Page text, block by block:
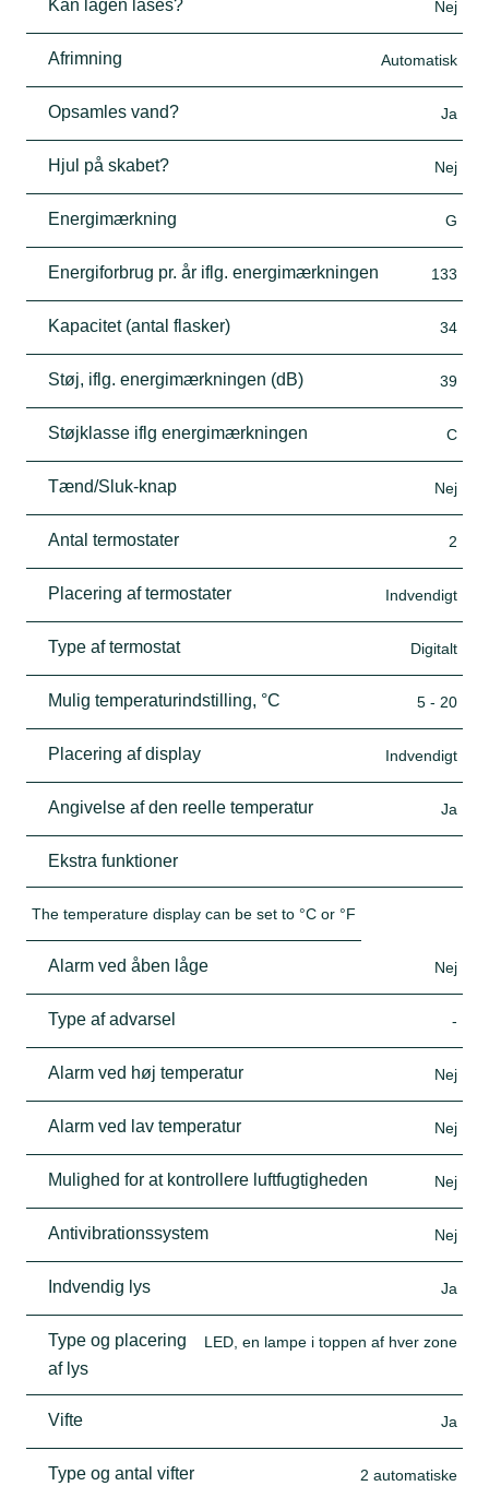
Kan lågen låses? Nej
Afrimning Automatisk
Opsamles vand? Ja
Hjul på skabet? Nej
Energimærkning G
Energiforbrug pr. år iflg. energimærkningen 133
Kapacitet (antal flasker) 34
Støj, iflg. energimærkningen (dB) 39
Støjklasse iflg energimærkningen C
Tænd/Sluk-knap Nej
Antal termostater 2
Placering af termostater Indvendigt
Type af termostat Digitalt
Mulig temperaturindstilling, °C 5 - 20
Placering af display Indvendigt
Angivelse af den reelle temperatur Ja
Ekstra funktioner
The temperature display can be set to °C or °F
Alarm ved åben låge Nej
Type af advarsel -
Alarm ved høj temperatur Nej
Alarm ved lav temperatur Nej
Mulighed for at kontrollere luftfugtigheden Nej
Antivibrationssystem Nej
Indvendig lys Ja
Type og placering
af lys
LED, en lampe i toppen af hver zone
Vifte Ja
Type og antal vifter 2 automatiske